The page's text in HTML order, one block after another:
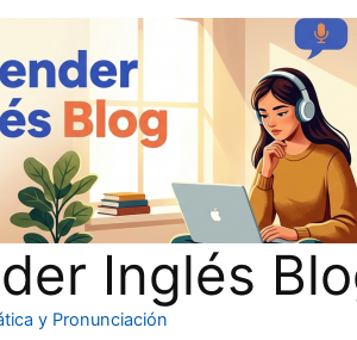
Inglés
y Pronunciación